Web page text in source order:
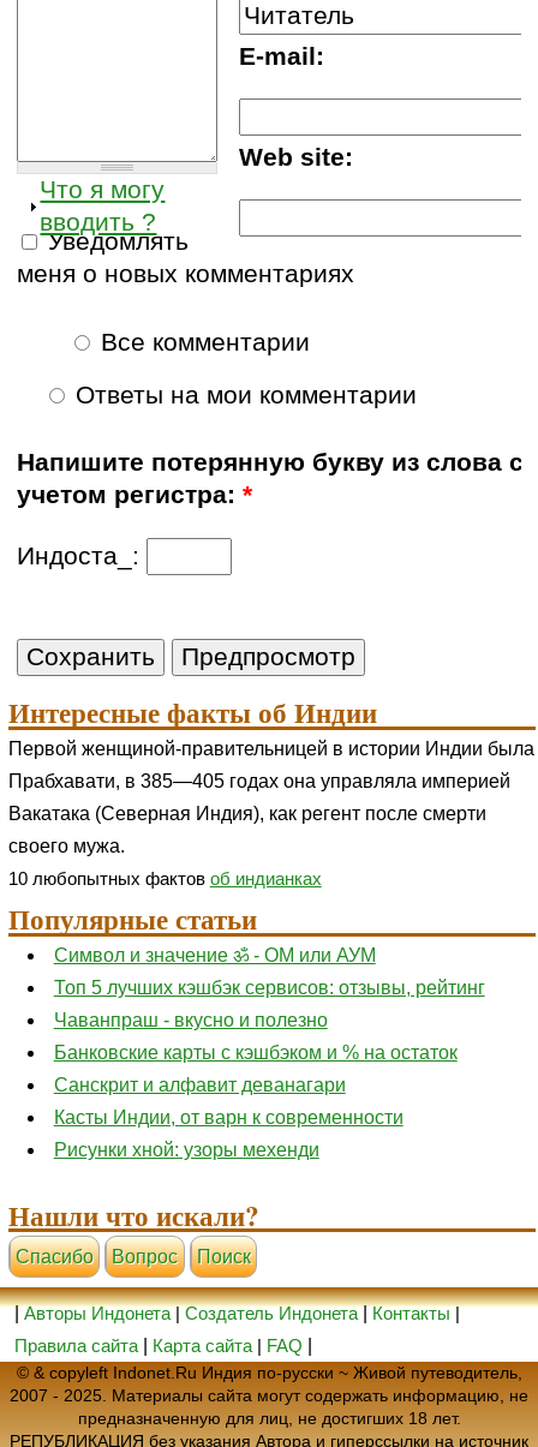
E-mail:
Web site:
Что я могу
вводить ?
Уведомлять
меня о новых комментариях
Все комментарии
Ответы на мои комментарии
Напишите потерянную букву из слова с
учетом регистра:*
Индоста_:
Интересные факты об Индии
Первой женщиной-правительницей в истории Индии была
Прабхавати, в 385—405 годах она управляла империей
Вакатака (Северная Индия), как регент после смерти
своего мужа.
10 любопытных фактов об индианках
Популярные статьи
Символ и значение ॐ - ОМ или АУМ
Топ 5 лучших кэшбэк сервисов: отзывы, рейтинг
Чаванпраш - вкусно и полезно
Банковские карты с кэшбэком и % на остаток
Санскрит и алфавит деванагари
Касты Индии, от варн к современности
Рисунки хной: узоры мехенди
Нашли что искали?
Cпасибо Вопрос Поиск
|Авторы Индонета|Создатель Индонета|Контакты|
Правила сайта
Карта сайта | FAQ
© & copyleft Indonet.Ru Индия по-русски ~ Живой путеводитель,
2007 - 2025. Материалы сайта могут содержать информацию, не
предназначенную для лиц, не достигших 18 лет.
РЕПУБЛИКАЦИЯ без указания Автора и гиперссылки на источник